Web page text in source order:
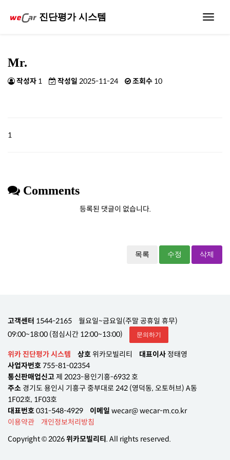
Toggle
진단평가 시스템
Mr.
작성자 1 작성일 2025-11-24 조회수 10
1
Comments
등록된 댓글이 없습니다.
목록 수정 삭제
고객센터 1544-2165
월요일~금요일(주말 공휴일 휴무)
09:00~18:00 (점심시간 12:00~13:00)
문의하기
위카 진단평가 시스템 상호위카모빌리티 대표이사 정태영
사업자번호 755-81-02354
통신판매업신고제 2023-용인기흥-6932 호
주소 경기도 용인시 기흥구 중부대로 242 (영덕동, 오토허브) A동
1F02호, 1F03호
대표번호031-548-4929 이메일 wecar@ wecar-m.co.kr
이용약관
개인정보처리방침
Copyright © 2026위카모빌리티. All rights reserved.